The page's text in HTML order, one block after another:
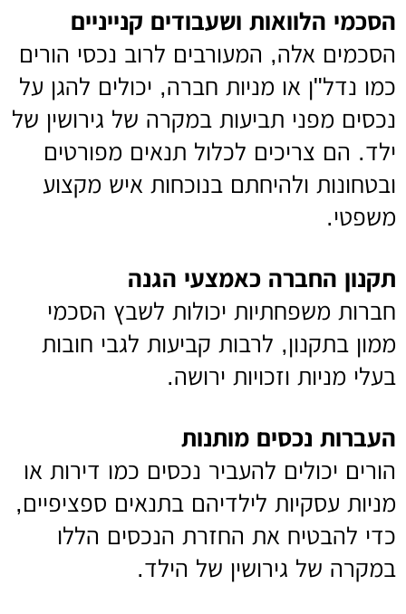
הסכמי הלוואות ושעבודים קנייניים
הסכמים אלה, המעורבים לרוב נכסי הורים
כמו נדל"ן או מניות חברה, יכולים להגן על
נכסים מפני תביעות במקרה של גירושין של
ילד. הם צריכים לכלול תנאים מפורטים
ובטחונות ולהיחתם בנוכחות איש מקצוע
משפטי.
תקנון החברה כאמצעי הגנה
חברות משפחתיות יכולות לשבץ הסכמי
ממון בתקנון, לרבות קביעות לגבי חובות
בעלי מניות וזכויות ירושה.
העברות נכסים מותנות
הורים יכולים להעביר נכסים כמו דירות או
מניות עסקיות לילדיהם בתנאים ספציפיים,
כדי להבטיח את החזרת הנכסים הללו
במקרה של גירושין של הילד.